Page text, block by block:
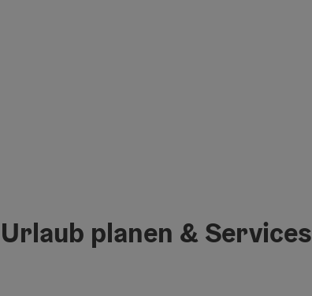
Urlaub planen & Services